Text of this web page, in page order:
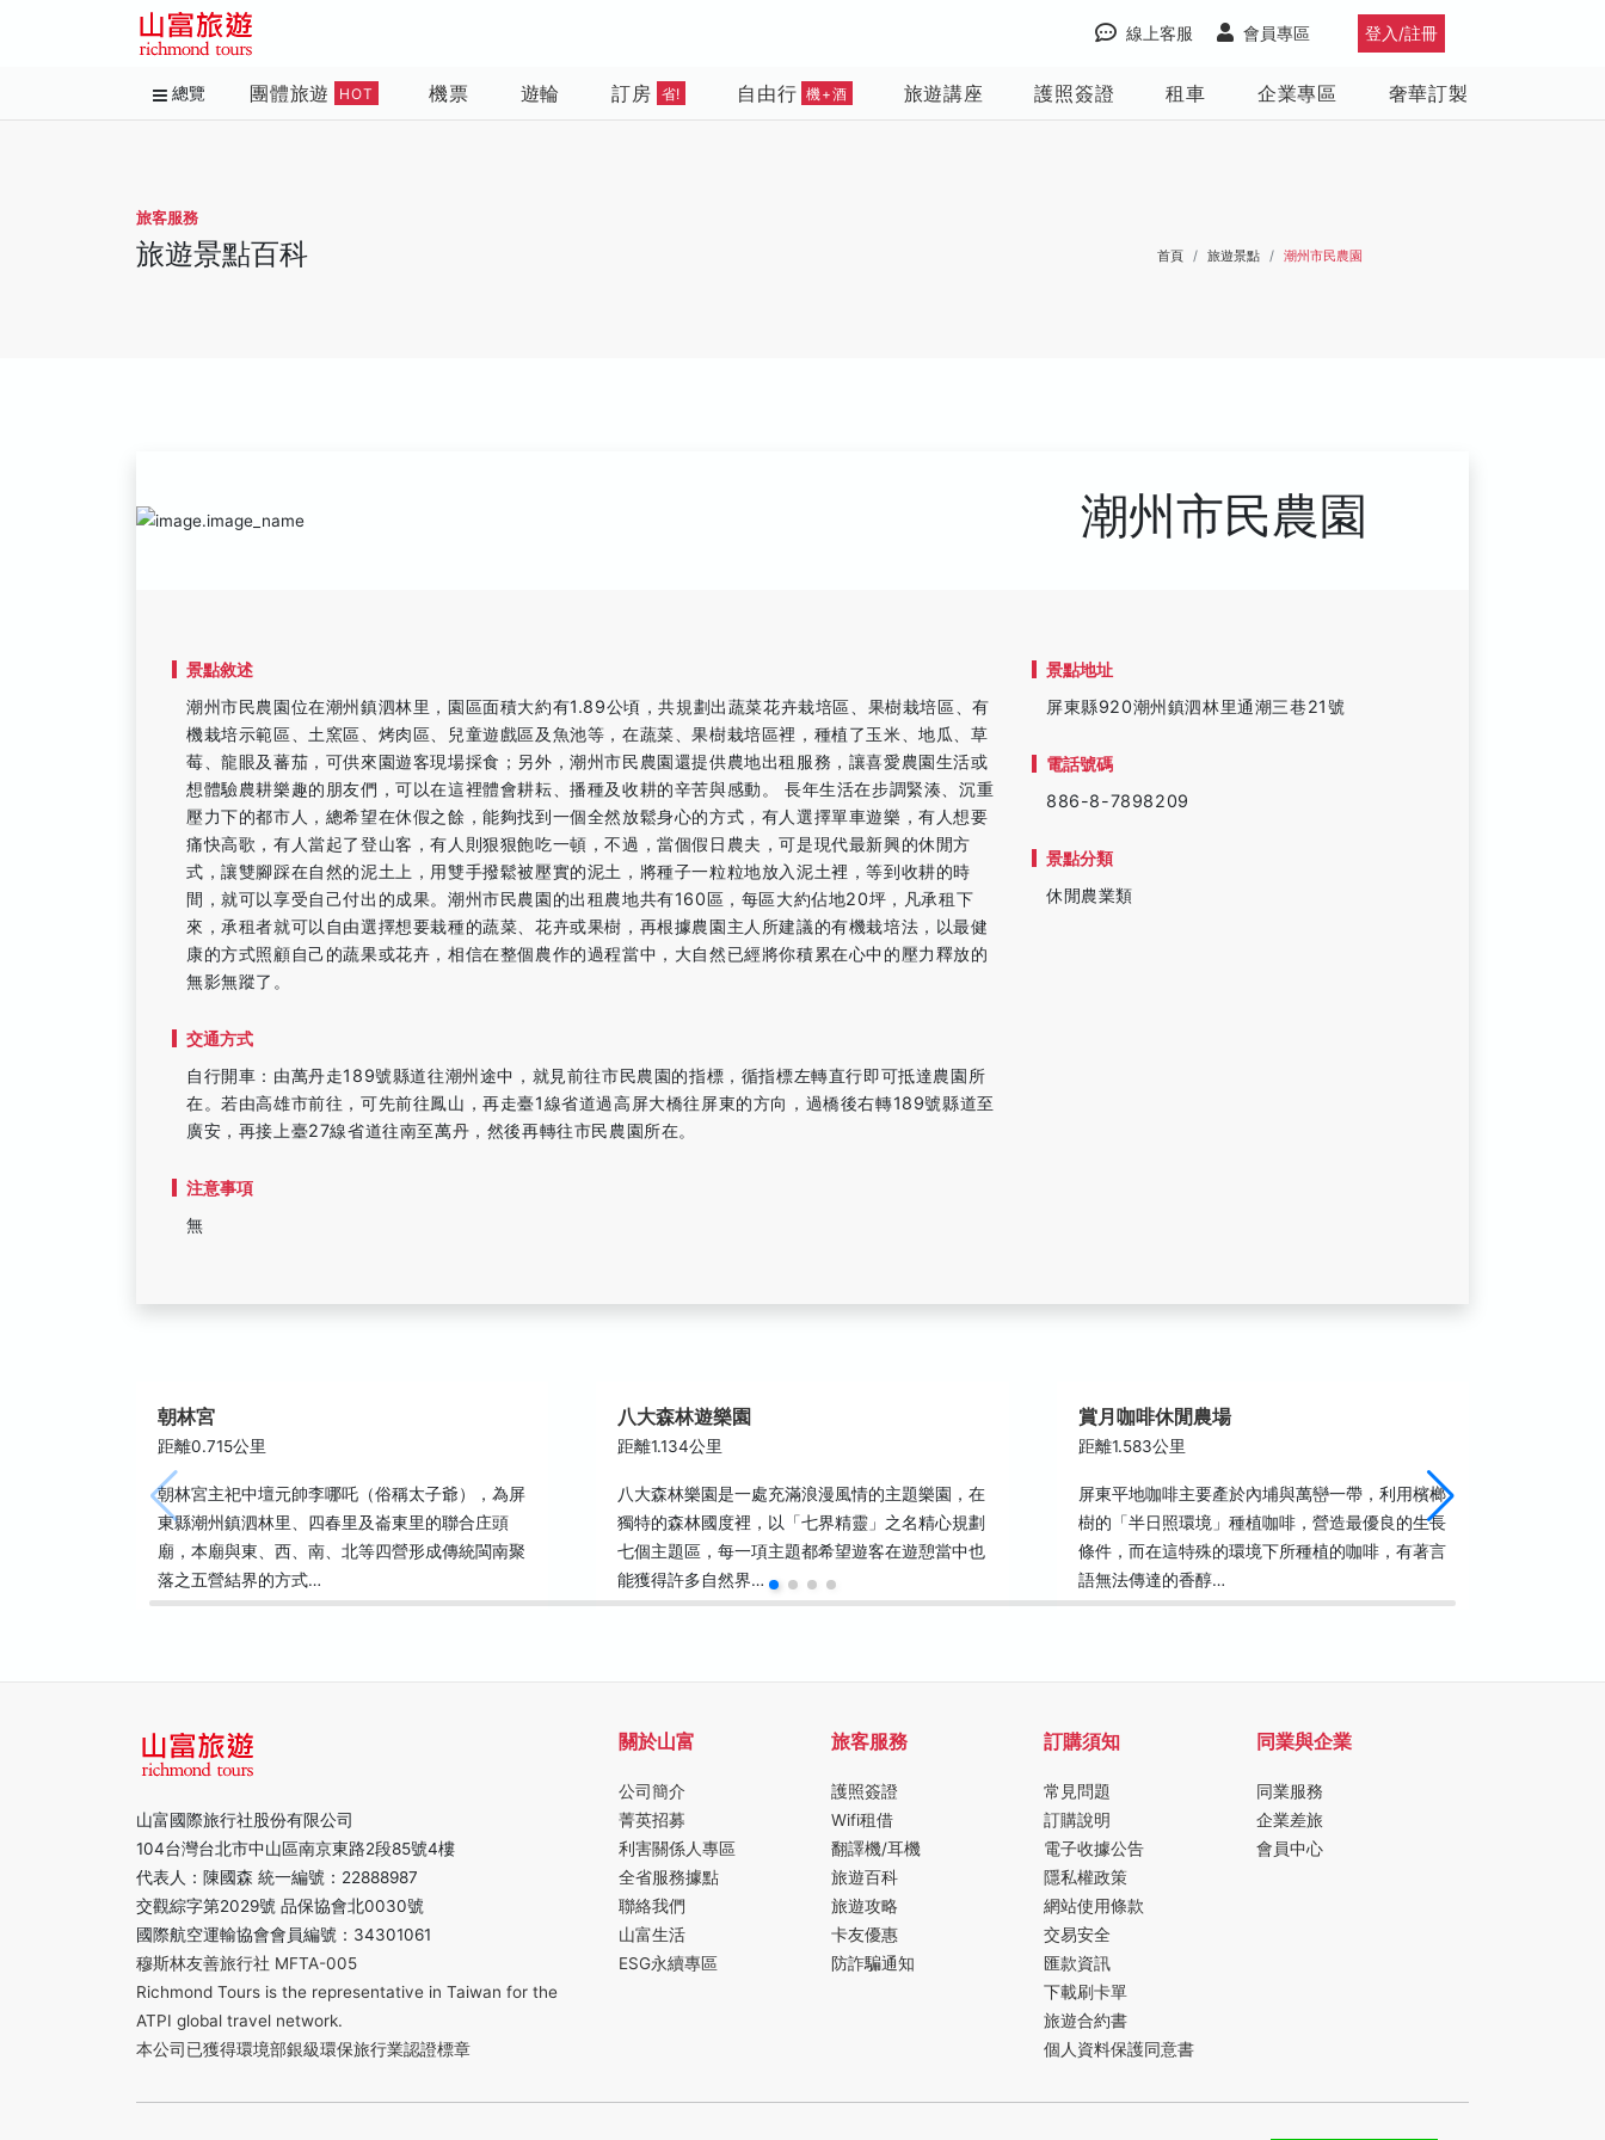
登入/註冊
會員專區
線上客服
總覽 團體旅遊 HOT 機票 遊輪 訂房 省! 自由行 機+酒 旅遊講座 護照簽證 租車 企業專區 奢華訂製
旅客服務
旅遊景點百科 首頁 旅遊景點 潮州市民農園
潮州市民農園
景點敘述
潮州市民農園位在潮州鎮泗林里，園區面積大約有1.89公頃，共規劃出蔬菜花卉栽培區、果樹栽培區、有
機栽培示範區、土窯區、烤肉區、兒童遊戲區及魚池等，在蔬菜、果樹栽培區裡，種植了玉米、地瓜、草
莓、龍眼及蕃茄，可供來園遊客現場採食；另外，潮州市民農園還提供農地出租服務，讓喜愛農園生活或
想體驗農耕樂趣的朋友們，可以在這裡體會耕耘、播種及收耕的辛苦與感動。 長年生活在步調緊湊、沉重
壓力下的都市人，總希望在休假之餘，能夠找到一個全然放鬆身心的方式，有人選擇單車遊樂，有人想要
痛快高歌，有人當起了登山客，有人則狠狠飽吃一頓，不過，當個假日農夫，可是現代最新興的休閒方
式，讓雙腳踩在自然的泥土上，用雙手撥鬆被壓實的泥土，將種子一粒粒地放入泥土裡，等到收耕的時
間，就可以享受自己付出的成果。潮州市民農園的出租農地共有160區，每區大約佔地20坪，凡承租下
來，承租者就可以自由選擇想要栽種的蔬菜、花卉或果樹，再根據農園主人所建議的有機栽培法，以最健
康的方式照顧自己的蔬果或花卉，相信在整個農作的過程當中，大自然已經將你積累在心中的壓力釋放的
無影無蹤了。
交通方式
自行開車：由萬丹走189號縣道往潮州途中，就見前往市民農園的指標，循指標左轉直行即可抵達農園所
在。若由高雄市前往，可先前往鳳山，再走臺1線省道過高屏大橋往屏東的方向，過橋後右轉189號縣道至
廣安，再接上臺27線省道往南至萬丹，然後再轉往市民農園所在。
注意事項
無
景點地址
屏東縣920潮州鎮泗林里通潮三巷21號
電話號碼
886-8-7898209
景點分類
休閒農業類
朝林宮
距離0.715公里
朝林宮主祀中壇元帥李哪吒（俗稱太子爺），為屏
東縣潮州鎮泗林里、四春里及崙東里的聯合庄頭
廟，本廟與東、西、南、北等四營形成傳統閩南聚
落之五營結界的方式…
八大森林遊樂園
距離1.134公里
八大森林樂園是一處充滿浪漫風情的主題樂園，在
獨特的森林國度裡，以「七界精靈」之名精心規劃
七個主題區，每一項主題都希望遊客在遊憩當中也
能獲得許多自然界…
賞月咖啡休閒農場
距離1.583公里
屏東平地咖啡主要產於內埔與萬巒一帶，利用檳榔
樹的「半日照環境」種植咖啡，營造最優良的生長
條件，而在這特殊的環境下所種植的咖啡，有著言
語無法傳達的香醇…
山富國際旅行社股份有限公司
104台灣台北市中山區南京東路2段85號4樓
代表人：陳國森 統一編號：22888987
交觀綜字第2029號 品保協會北0030號
國際航空運輸協會會員編號：34301061
穆斯林友善旅行社 MFTA-005
Richmond Tours is the representative in Taiwan for the
ATPI global travel network.
本公司已獲得環境部銀級環保旅行業認證標章
關於山富
公司簡介
菁英招募
利害關係人專區
全省服務據點
聯絡我們
山富生活
ESG永續專區
旅客服務
護照簽證
Wifi租借
翻譯機/耳機
旅遊百科
旅遊攻略
卡友優惠
防詐騙通知
訂購須知
常見問題
訂購說明
電子收據公告
隱私權政策
網站使用條款
交易安全
匯款資訊
下載刷卡單
旅遊合約書
個人資料保護同意書
同業與企業
同業服務
企業差旅
會員中心